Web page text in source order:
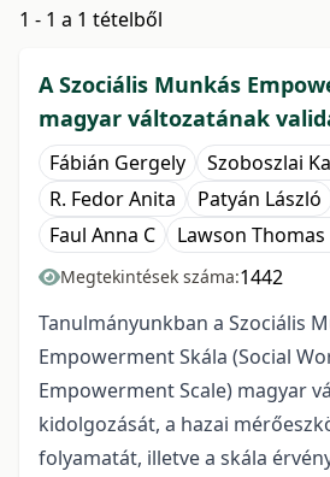
1 - 1 a 1 tételből
A Szociális Munkás
magyar változatának
Fábián Gergely
Szoboszlai
R. Fedor Anita
Patyán László
Faul Anna C
Lawson Thomas
Megtekintések száma:1442
Tanulmányunkban a Szociális
Empowerment Skála (Social
Empowerment Scale) magyar
kidolgozását, a hazai
folyamatát, illetve a skála